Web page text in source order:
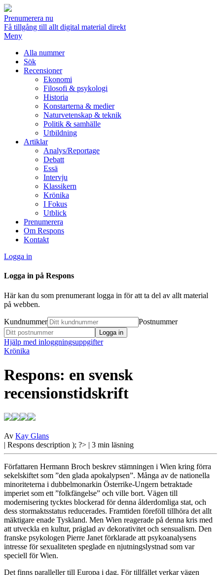
Prenumerera nu
Få tillgång till allt digital material direkt
Meny
Alla nummer
Sök
Recensioner
Ekonomi
Filosofi & psykologi
Historia
Konstarterna & medier
Naturvetenskap & teknik
Politik & samhälle
Utbildning
Artiklar
Analys/Reportage
Debatt
Essä
Intervju
Klassikern
Krönika
I Fokus
Utblick
Prenumerera
Om Respons
Kontakt
Logga in
Logga in på Respons
Här kan du som prenumerant logga in för att ta del av allt material
på webben.
Kundnummer Postnummer
Hjälp med inloggningsuppgifter
Krönika
Respons: en svensk
recensionstidskrift
Av Kay Glans
| Respons description ); ?> | 3 min läsning
Författaren Hermann Broch beskrev stämningen i Wien kring förra
sekelskiftet som ”den glada apokalypsen”. Många av de nationella
minoriteterna i dubbelmonarkin Österrike-Ungern betraktade
imperiet som ett ”folkfängelse” och ville bort. Vägen till
modernisering tycktes blockerad för denna ålderdomliga stat, och
dess stormaktsstatus reducerades. Framtiden föreföll tillhöra det allt
mäktigare enade Tyskland. Men Wien reagerade på denna kris med
att utveckla en kultur, präglad av dekorativitet och sensualism. Den
franske psykologen Pierre Janet förklarade att psykoanalysens
intresse för sexualiteten speglade en njutningslystnad som var
speciell för Wien.
Det finns paralleller till Europa i dag. För tillfället verkar vägen